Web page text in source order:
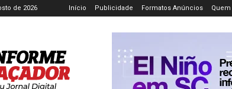
de 2026 Início Publicidade Formatos Anúncios